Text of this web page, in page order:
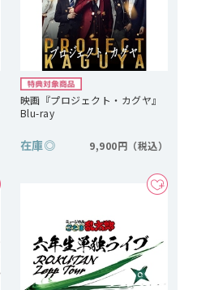
映画『プロジェクト・カグヤ』
Blu-ray
在庫◎ 9,900円